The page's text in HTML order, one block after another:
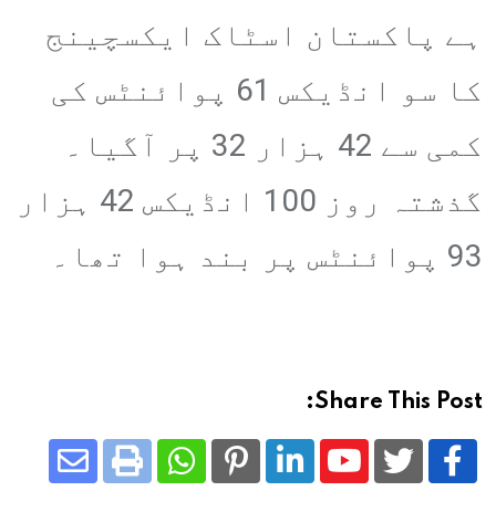
ہے پاکستان اسٹاک ایکسچینج
کا سو انڈیکس 61 پوائنٹس کی
کمی سے 42 ہزار 32 پر آگیا۔
گذشتہ روز 100 انڈیکس 42 ہزار
93 پوائنٹس پر بند ہوا تھا۔
Share This Post:
Youtube
LinkedIn
Pinterest
Whatsapp
Print